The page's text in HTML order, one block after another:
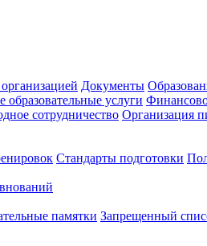
Документы
образовательные услуги
сотрудничество Организация
Стандарты подготовки
памятки Запрещенный